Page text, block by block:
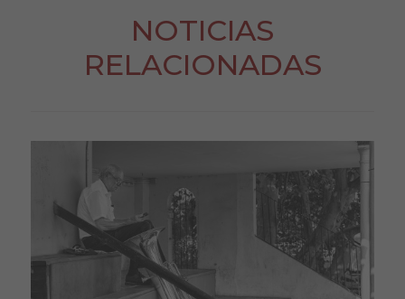
NOTICIAS
RELACIONADAS